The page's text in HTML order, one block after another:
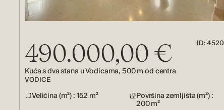
490.000,00 € ID: 4520
Kuća s dva stana u Vodicama, 500 m od centra
VODICE
Veličina (m²) : 152 m² Površina zemljišta (m²) :
200 m²